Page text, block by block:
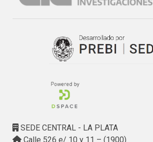
SEDE CENTRAL - LA PLATA
Calle 526 e/ 10 y 11 – (1900)